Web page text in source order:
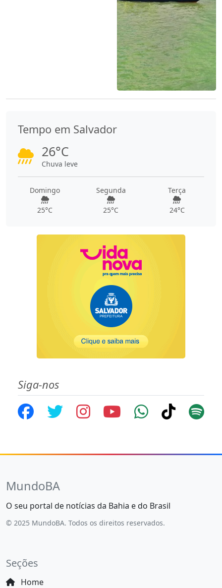
Tempo em Salvador
26°C
Chuva leve
Domingo
25°C
Segunda
25°C
Terça
24°C
Siga-nos
MundoBA
O seu portal de notícias da Bahia e do Brasil
© 2025 MundoBA. Todos os direitos reservados.
Seções
Home